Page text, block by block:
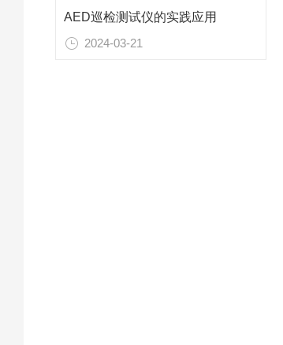
AED巡检测试仪的实践应用
2024-03-21